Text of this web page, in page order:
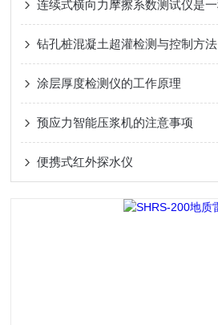
钻孔桩混凝土超灌检测与控制方法
涂层厚度检测仪的工作原理
预应力智能压浆机的注意事项
便携式红外探水仪